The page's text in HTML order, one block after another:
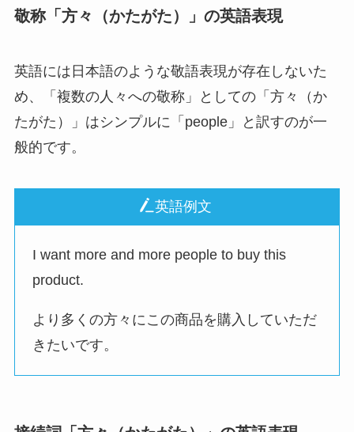
敬称「方々（かたがた）」の英語表現
英語には日本語のような敬語表現が存在しないた
め、「複数の人々への敬称」としての「方々（か
たがた）」はシンプルに「people」と訳すのが一
般的です。
英語例文
I want more and more people to buy this
product.
より多くの方々にこの商品を購入していただ
きたいです。